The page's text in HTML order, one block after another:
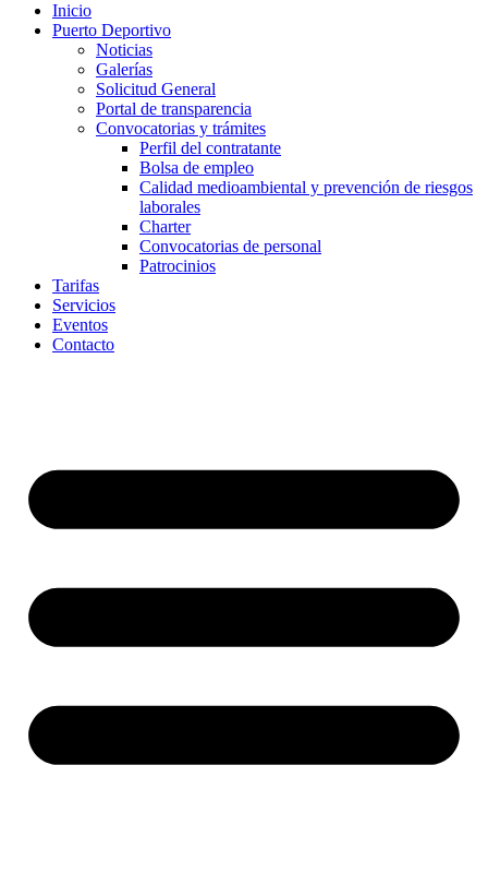
Inicio
Puerto Deportivo
Noticias
Galerías
Solicitud General
Portal de transparencia
Convocatorias y trámites
Perfil del contratante
Bolsa de empleo
Calidad medioambiental y prevención de riesgos
laborales
Charter
Convocatorias de personal
Patrocinios
Tarifas
Servicios
Eventos
Contacto